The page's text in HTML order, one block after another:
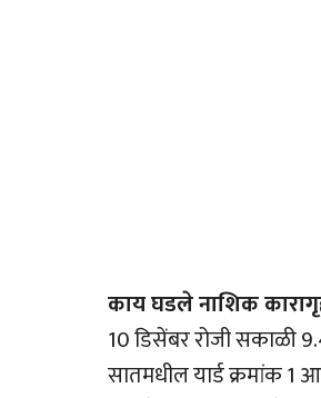
काय घडले नाशिक
10 डिसेंबर रोजी सकाळी
सातमधील यार्ड क्रमांक